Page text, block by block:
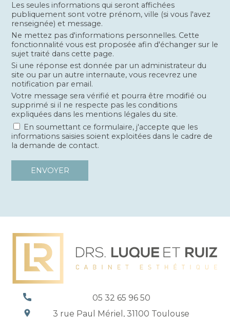
Les seules informations qui seront affichées
publiquement sont votre prénom, ville (si vous l'avez
renseignée) et message.
Ne mettez pas d'informations personnelles. Cette
fonctionnalité vous est proposée afin d'échanger sur le
sujet traité dans cette page.
Si une réponse est donnée par un administrateur du
site ou par un autre internaute, vous recevrez une
notification par email.
Votre message sera vérifié et pourra être modifié ou
supprimé si il ne respecte pas les conditions
expliquées dans les mentions légales du site.
En soumettant ce formulaire, j'accepte que les
informations saisies soient exploitées dans le cadre de
la demande de contact.
05 32 65 96 50
3 rue Paul Mériel, 31100 Toulouse